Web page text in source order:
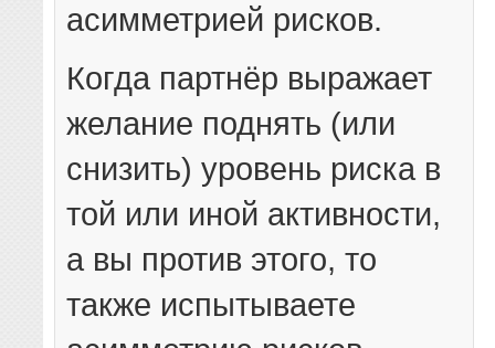
асимметрией рисков.
Когда партнёр выражает
желание поднять (или
снизить) уровень риска в
той или иной активности,
а вы против этого, то
также испытываете